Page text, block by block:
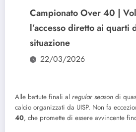
Campionato Over 40 |
l’accesso diretto ai quarti
situazione
22/03/2026
Alle battute finali al regular season di
calcio organizzati da UISP. Non fa
40, che promette di essere avvincente